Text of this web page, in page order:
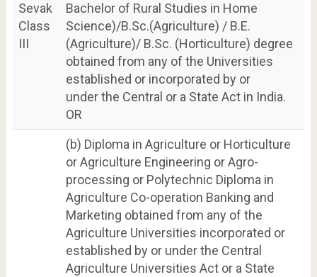
Sevak
Class
III
Bachelor of Rural Studies in Home
Science)/B.Sc.(Agriculture) / B.E.
(Agriculture)/ B.Sc. (Horticulture) degree
obtained from any of the Universities
established or incorporated by or
under the Central or a State Act in India.
OR
(b) Diploma in Agriculture or Horticulture
or Agriculture Engineering or Agro-
processing or Polytechnic Diploma in
Agriculture Co-operation Banking and
Marketing obtained from any of the
Agriculture Universities incorporated or
established by or under the Central
Agriculture Universities Act or a State